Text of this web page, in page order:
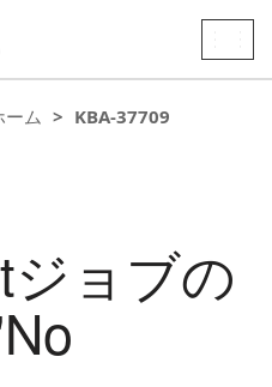
ーム KBA-37709
ョブの